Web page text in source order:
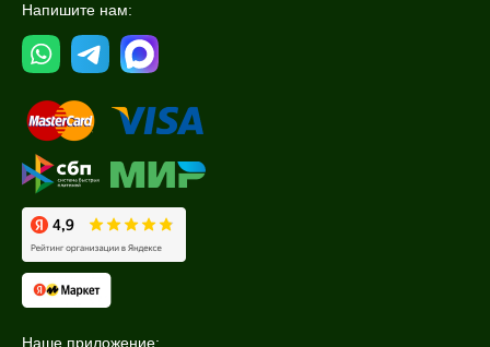
Напишите нам:
Наше приложение: